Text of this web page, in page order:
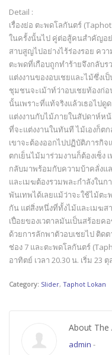
Detail :
เรื่องย่อ ตะพดโลกันตร์
ในครั้งนั้นไป คู่ต่อสู้คนสำคัญอย่
สาบสูญไปอย่างไร้ร่องรอย ค
ตะพดที่เกือบถูกทำร้ายจึงกลับร
แต่งงานของอบเชยและไม้ซึ่ง
ชุมชนจะเม้าท์ว่าอบเชยท้องก่
นั้นเพราะที่แท้จริงแล้วเธอไปดู
แต่งงานกับไม้ภายในสัปดาห์ห
ที่จะแต่งงานในทันที ไม้เองก็ตก
เขาจะต้องออกไปปฏิบัติภารกิ
ตกเย็นไม้มาร่วมงานก็ต้องเซ็
กลับมาพร้อมกับความบ้าคลั่งแ
และเมฆต้องรวมพละกำลังใน
พันเทพได้เลยแม้ว่าจะใช้ไม้ต
กัน แต่สิ่งหนึ่งที่ทั้งไม้และเมฆส
เปื่อยของเวตาลมันเป็นสร้อย
ด้วยการลักพาตัวอบเชยไป ติด
ช่อง 7 และตะพดโลกันตร์
อาทิตย์ เวลา 20.30 น. เริ่ม 23
Category: Slider, Taphot Lokan
About The
admin -